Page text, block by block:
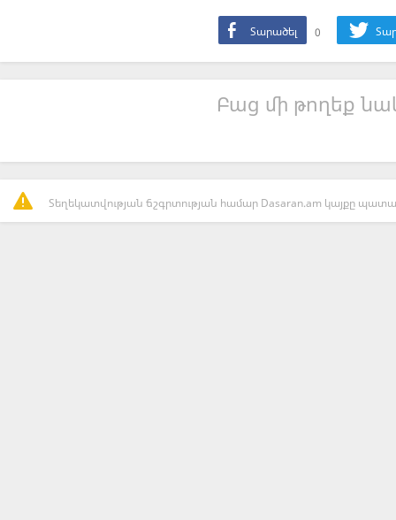
Տարածել 0
Բաց մի թողեք
Տեղեկատվության ճշգրտության համար Dasaran.am կայքը